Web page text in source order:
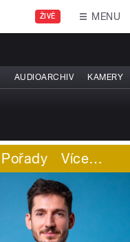
ŽIVĚ MENU
AUDIOARCHIV KAMERY
Pořady Více…